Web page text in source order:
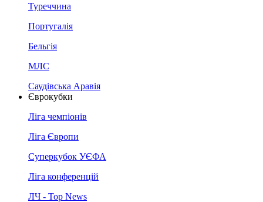
Туреччина
Португалія
Бельгія
МЛС
Саудівська Аравія
Єврокубки
Ліга чемпіонів
Ліга Європи
Суперкубок УЄФА
Ліга конференцій
ЛЧ - Top News